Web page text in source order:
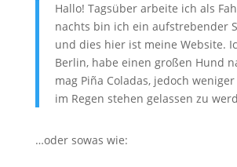
Hallo! Tagsüber arbeite ich als
nachts bin ich ein aufstrebender
und dies hier ist meine Website.
Berlin, habe einen großen Hund
mag Piña Coladas, jedoch
im Regen stehen gelassen zu
…oder sowas wie: